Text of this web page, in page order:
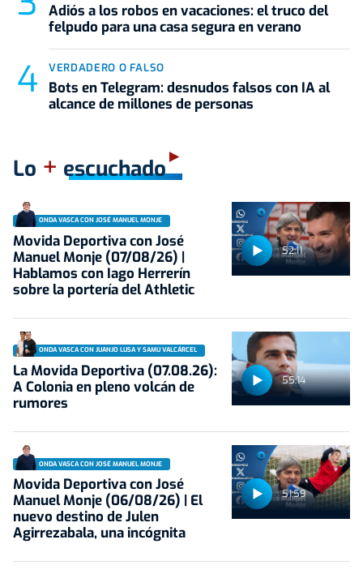
Adiós a los robos en vacaciones: el truco del
felpudo para una casa segura en verano
VERDADERO O FALSO
Bots en Telegram: desnudos falsos con IA al
alcance de millones de personas
Lo + escuchado
52:11
ONDA VASCA CON JOSÉ MANUEL MONJE
Movida Deportiva con José
Manuel Monje (07/08/26) |
Hablamos con Iago Herrerín
sobre la portería del Athletic
55:14
ONDA VASCA CON JUANJO LUSA Y SAMU VALCÁRCEL
La Movida Deportiva (07.08.26):
A Colonia en pleno volcán de
rumores
51:59
ONDA VASCA CON JOSÉ MANUEL MONJE
Movida Deportiva con José
Manuel Monje (06/08/26) | El
nuevo destino de Julen
Agirrezabala, una incógnita